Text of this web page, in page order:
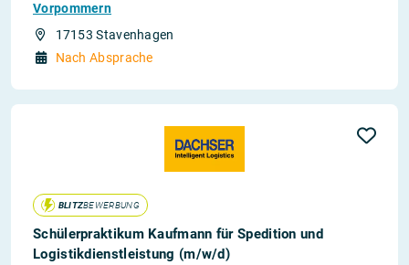
Vorpommern
17153 Stavenhagen
Nach Absprache
BLITZBEWERBUNG
Schülerpraktikum Kaufmann für Spedition und
Logistikdienstleistung (m/w/d)